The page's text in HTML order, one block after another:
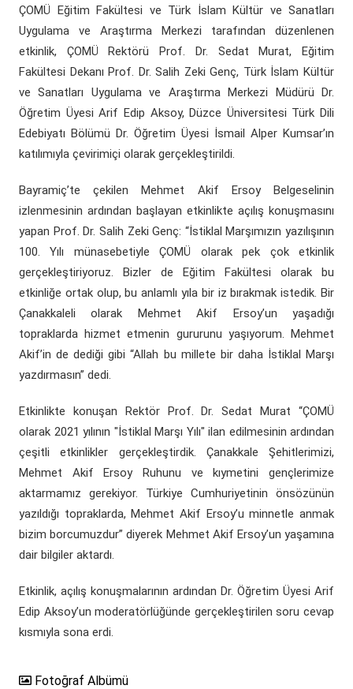
ÇOMÜ Eğitim Fakültesi ve Türk İslam Kültür ve Sanatları
Uygulama ve Araştırma Merkezi tarafından düzenlenen
etkinlik, ÇOMÜ Rektörü Prof. Dr. Sedat Murat, Eğitim
Fakültesi Dekanı Prof. Dr. Salih Zeki Genç, Türk İslam Kültür
ve Sanatları Uygulama ve Araştırma Merkezi Müdürü Dr.
Öğretim Üyesi Arif Edip Aksoy, Düzce Üniversitesi Türk Dili
Edebiyatı Bölümü Dr. Öğretim Üyesi İsmail Alper Kumsar’ın
katılımıyla çevirimiçi olarak gerçekleştirildi.
Bayramiç’te çekilen Mehmet Akif Ersoy Belgeselinin
izlenmesinin ardından başlayan etkinlikte açılış konuşmasını
yapan Prof. Dr. Salih Zeki Genç: “İstiklal Marşımızın yazılışının
100. Yılı münasebetiyle ÇOMÜ olarak pek çok etkinlik
gerçekleştiriyoruz. Bizler de Eğitim Fakültesi olarak bu
etkinliğe ortak olup, bu anlamlı yıla bir iz bırakmak istedik. Bir
Çanakkaleli olarak Mehmet Akif Ersoy’un yaşadığı
topraklarda hizmet etmenin gururunu yaşıyorum. Mehmet
Akif’in de dediği gibi “Allah bu millete bir daha İstiklal Marşı
yazdırmasın” dedi.
Etkinlikte konuşan Rektör Prof. Dr. Sedat Murat “ÇOMÜ
olarak 2021 yılının "İstiklal Marşı Yılı" ilan edilmesinin ardından
çeşitli etkinlikler gerçekleştirdik. Çanakkale Şehitlerimizi,
Mehmet Akif Ersoy Ruhunu ve kıymetini gençlerimize
aktarmamız gerekiyor. Türkiye Cumhuriyetinin önsözünün
yazıldığı topraklarda, Mehmet Akif Ersoy’u minnetle anmak
bizim borcumuzdur” diyerek Mehmet Akif Ersoy’un yaşamına
dair bilgiler aktardı.
Etkinlik, açılış konuşmalarının ardından Dr. Öğretim Üyesi Arif
Edip Aksoy’un moderatörlüğünde gerçekleştirilen soru cevap
kısmıyla sona erdi.
Fotoğraf Albümü